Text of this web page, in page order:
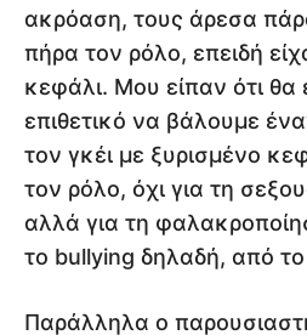
ακρόαση, τους άρεσα
πήρα τον ρόλο, επειδή
κεφάλι. Μου είπαν ότι θα
επιθετικό να βάλουμε
τον γκέι με ξυρισμένο
τον ρόλο, όχι για τη
αλλά για τη
το bullying δηλαδή, από
Παράλληλα ο